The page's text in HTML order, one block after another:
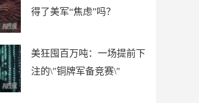
得了美军“焦虑”吗？
美狂囤百万吨：一场提前下
注的\"铜牌军备竞赛\"